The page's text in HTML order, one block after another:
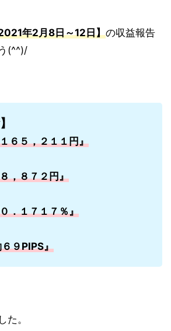
年2月8日～12日】の収益報告
(^^)/
６５，２１１円』
，８７２円』
．１７１７％』
９PIPS』
た。